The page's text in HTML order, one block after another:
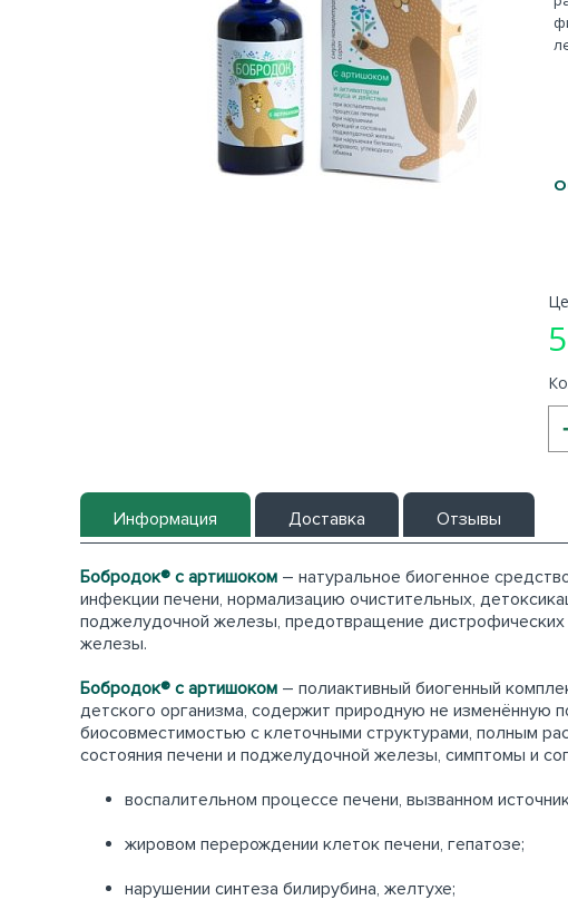
Информация Доставка Отзывы
Бобродок® с артишоком – натуральное биогенное
инфекции печени, нормализацию очистительных,
поджелудочной железы, предотвращение дистрофических
железы.
Бобродок® с артишоком – полиактивный биогенный
детского организма, содержит природную не
биосовместимостью с клеточными структурами, полным
состояния печени и поджелудочной железы, симптомы и
воспалительном процессе печени, вызванном
жировом перерождении клеток печени, гепатозе;
нарушении синтеза билирубина, желтухе;